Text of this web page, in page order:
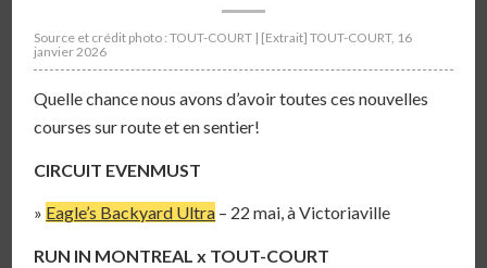
Source et crédit photo : TOUT-COURT | [Extrait] TOUT-COURT, 16
janvier 2026
Quelle chance nous avons d’avoir toutes ces nouvelles
courses sur route et en sentier!
CIRCUIT EVENMUST
» Eagle’s Backyard Ultra – 22 mai, à Victoriaville
RUN IN MONTREAL x TOUT-COURT